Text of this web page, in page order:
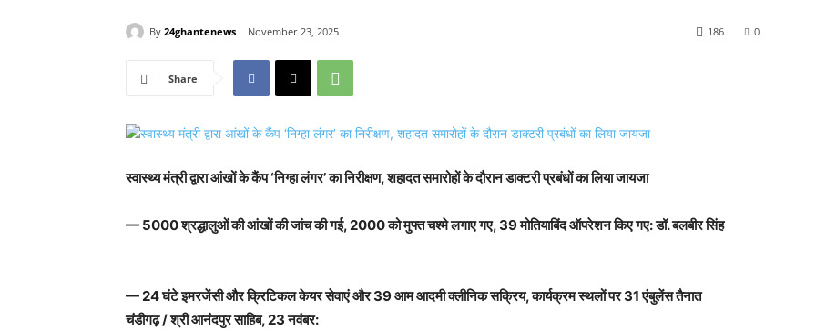
By 24ghantenews November 23, 2025 0
186
Share
स्वास्थ्य मंत्री द्वारा आंखों के कैंप ‘निग्हा लंगर’ का निरीक्षण, शहादत समारोहों के दौरान डाक्टरी प्रबंधों का लिया जायजा
— 5000 श्रद्धालुओं की आंखों की जांच की गई, 2000 को मुफ्त चश्मे लगाए गए, 39 मोतियाबिंद ऑपरेशन किए गए: डॉ. बलबीर सिंह
— 24 घंटे इमरजेंसी और क्रिटिकल केयर सेवाएं और 39 आम आदमी क्लीनिक सक्रिय, कार्यक्रम स्थलों पर 31 एंबुलेंस तैनात
चंडीगढ़ / श्री आनंदपुर साहिब, 23 नवंबर: